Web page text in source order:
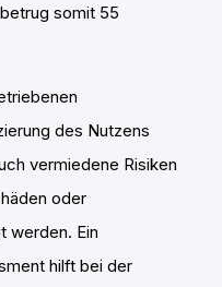
somit 55
des Nutzens
vermiedene Risiken
oder
werden. Ein
hilft bei der